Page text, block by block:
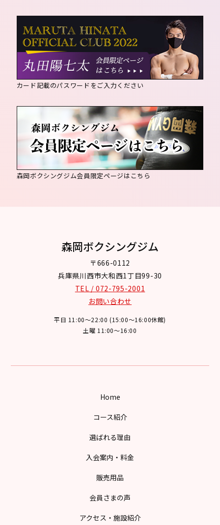
カード記載のパスワードをご入力ください
森岡ボクシングジム会員限定ページはこちら
森岡ボクシングジム
〒666-0112
兵庫県川西市大和西1丁目99-30
TEL / 072-795-2001
お問い合わせ
平日 11:00～22:00 (15:00～16:00休館)
土曜 11:00～16:00
Home
コース紹介
選ばれる理由
入会案内・料金
販売用品
会員さまの声
アクセス・施設紹介